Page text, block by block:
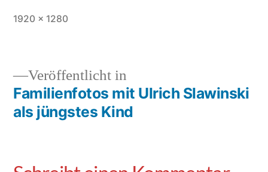
1920 × 1280
Veröffentlicht in
Familienfotos mit Ulrich Slawinski
als jüngstes Kind